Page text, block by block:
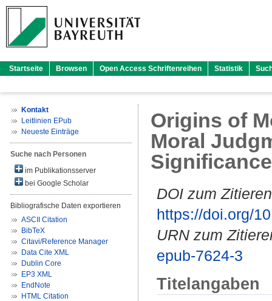
Startseite Browsen Open Access Schriftenreihen Statistik
Kontakt
Leitlinien EPub
Neueste Einträge
Suche nach Personen
im Publikationsserver
bei Google Scholar
Bibliografische Daten exportieren
ASCII Citation
BibTeX
Citavi/Reference Manager
Data Cite XML
Dublin Core
EP3 XML
EndNote
HTML Citation
Origins of
Moral
Significance
DOI zum
https://doi.org/
URN zum
epub-7624-3
Titelangaben